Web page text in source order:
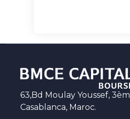
63,Bd Moulay Youssef,
Casablanca, Maroc.